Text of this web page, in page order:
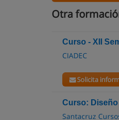
Otra
Curso - XII
CIADEC
Solicita
Curso: Diseño
Santacruz